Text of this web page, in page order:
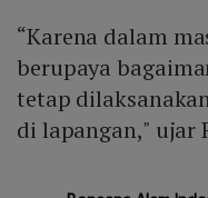
“Karena dalam
berupaya
tetap
di lapangan," ujar